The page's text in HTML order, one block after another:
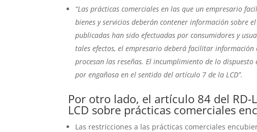
“Las prácticas comerciales en las que un empresario
bienes y servicios deberán contener información sobre
publicadas han sido efectuadas por consumidores y
tales efectos, el empresario deberá facilitar
procesan las reseñas. El incumplimiento de lo
por engañosa en el sentido del artículo 7 de la LCD”.
Por otro lado, el artículo 84 del
LCD sobre prácticas comerciales
Las restricciones a las prácticas comerciales